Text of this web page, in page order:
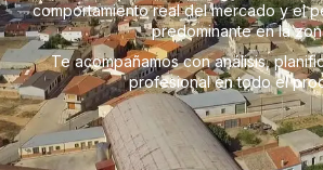
comportamiento real del mercado y el
predominante en la
Te acompañamos con análisis,
profesional en todo el